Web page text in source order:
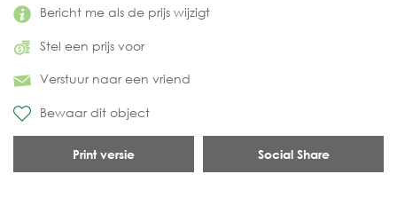
Bericht me als de prijs wijzigt
Stel een prijs voor
Verstuur naar een vriend
Bewaar dit object
Print versie Social Share